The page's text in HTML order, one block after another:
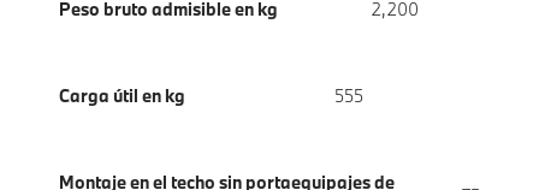
Peso bruto admisible en kg 2,200
Carga útil en kg 555
Montaje en el techo sin portaequipajes de